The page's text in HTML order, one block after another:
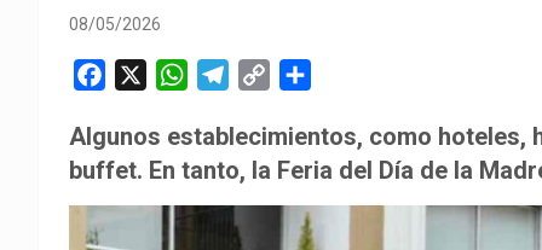
08/05/2026
c
e
b
W
a
t
s
e
g
r
p
y
L
m
p
a
r
Algunos establecimientos, como hoteles,
buffet. En tanto, la Feria del Día de la